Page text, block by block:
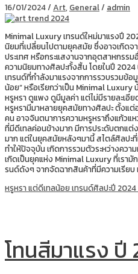
16/01/2024/Art, General/ admin
Minimal Luxury เทรนด์ใหม่มาแรงปี
นิยมที่เปลี่ยนไปตามยุคสมัย ซึ่งอาจเกิด
ประเทศ หรือกระแสงานจากอุตสาหกรร
ความนิยมทางศิลปะทั้งสิ้น โดยในปี
เทรนด์ที่กำลังมาแรงจากการรวบรวมข้อ
น้อย” หรือเรียกว่าเป็น Minimal Luxury
หรูหรา ดูแพง ดูมีมูลค่า แต่ไม่มีรายละเอีย
หรูหรามีมาหลายยุคสมัยทางศิลปะ ตั้งแ
คน อาจจินตนาการความหรูหราถึงแก้วแ
ที่มีดีเทลค่อนข้างมาก มีการประดับตกแ
มาก แต่ในยุคสมัยหลังๆมานี้ สไตล์ศิลปะที่
ทำให้ปัจจุบัน เกิดการรวมตัวระหว่างคว
เกิดเป็นยุคแห่ง Minimal Luxury ที่เรา
รนด์ดังๆ จากจัดฉากสินค้าที่มีความเรีย
หรูหรา แต่ดีเทลน้อย เทรนด์ศิลปะปี 2024
โทนสีมาแรง ปี